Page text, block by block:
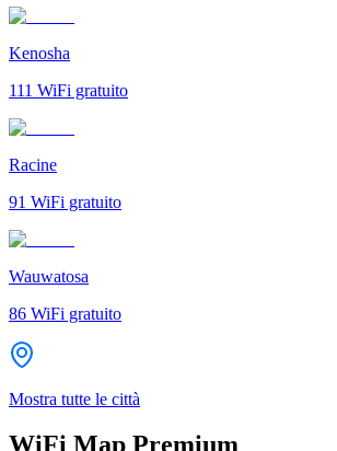
Kenosha
111 WiFi gratuito
Racine
91 WiFi gratuito
Wauwatosa
86 WiFi gratuito
Mostra tutte le città
WiFi Map Premium